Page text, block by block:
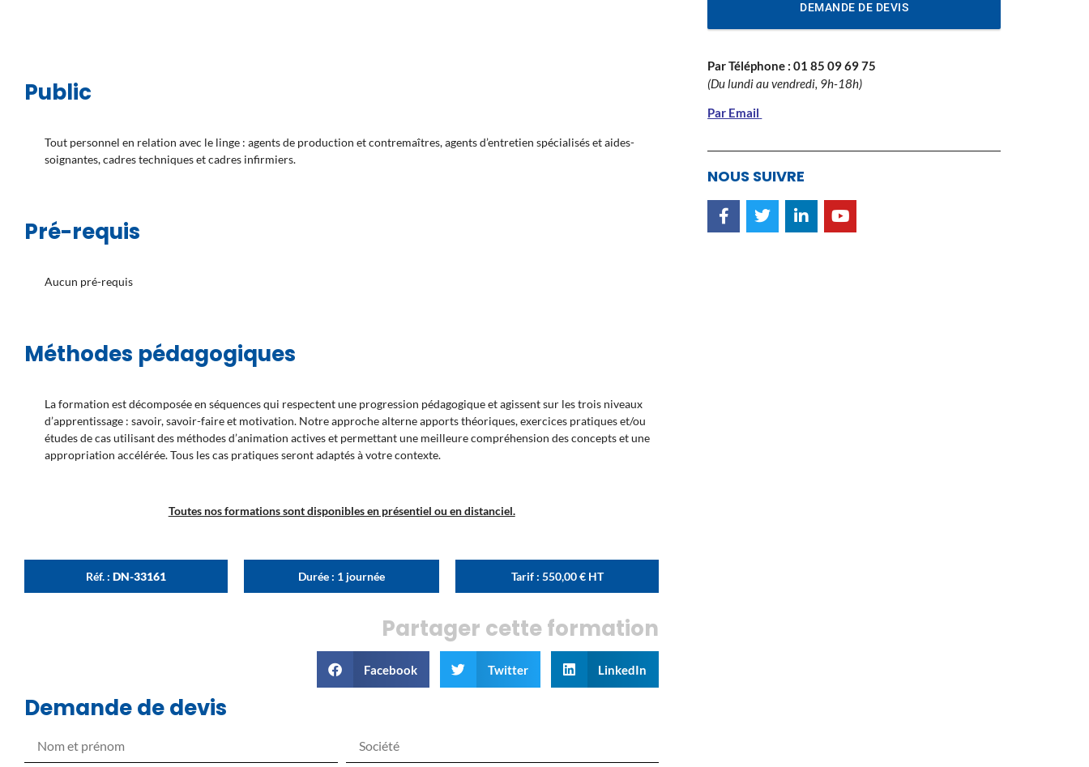
Public
Tout personnel en relation avec le linge : agents de production et contremaîtres, agents d’entretien spécialisés et aides-
soignantes, cadres techniques et cadres infirmiers.
Pré-requis
Aucun pré-requis
Méthodes pédagogiques
La formation est décomposée en séquences qui respectent une progression pédagogique et agissent sur les trois niveaux
d’apprentissage : savoir, savoir-faire et motivation. Notre approche alterne apports théoriques, exercices pratiques et/ou
études de cas utilisant des méthodes d’animation actives et permettant une meilleure compréhension des concepts et une
appropriation accélérée. Tous les cas pratiques seront adaptés à votre contexte.
Toutes nos formations sont disponibles en présentiel ou en distanciel.
Réf. :DN-33161 Durée : 1 journée Tarif : 550,00€HT
Partager cette formation
Facebook Twitter LinkedIn
Demande de devis
DEMANDE DE DEVIS
Par Téléphone : 01 85 09 69 75
(Du lundi au vendredi, 9h-18h)
Par Email
NOUS SUIVRE